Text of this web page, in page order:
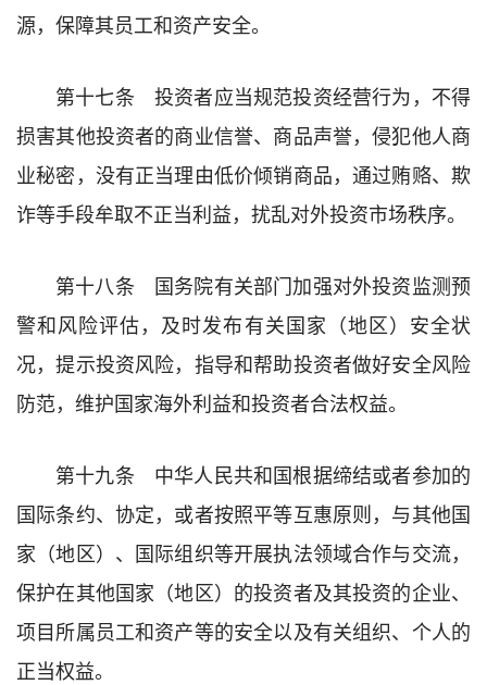
源，保障其员工和资产安全。
第十七条 投资者应当规范投资经营行为，不得
损害其他投资者的商业信誉、商品声誉，侵犯他人商
业秘密，没有正当理由低价倾销商品，通过贿赂、欺
诈等手段牟取不正当利益，扰乱对外投资市场秩序。
第十八条 国务院有关部门加强对外投资监测预
警和风险评估，及时发布有关国家（地区）安全状
况，提示投资风险，指导和帮助投资者做好安全风险
防范，维护国家海外利益和投资者合法权益。
第十九条 中华人民共和国根据缔结或者参加的
国际条约、协定，或者按照平等互惠原则，与其他国
家（地区）、国际组织等开展执法领域合作与交流，
保护在其他国家（地区）的投资者及其投资的企业、
项目所属员工和资产等的安全以及有关组织、个人的
正当权益。